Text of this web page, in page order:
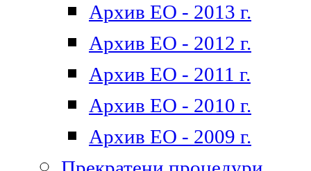
Архив ЕО - 2013 г.
Архив ЕО - 2012 г.
Архив ЕО - 2011 г.
Архив ЕО - 2010 г.
Архив ЕО - 2009 г.